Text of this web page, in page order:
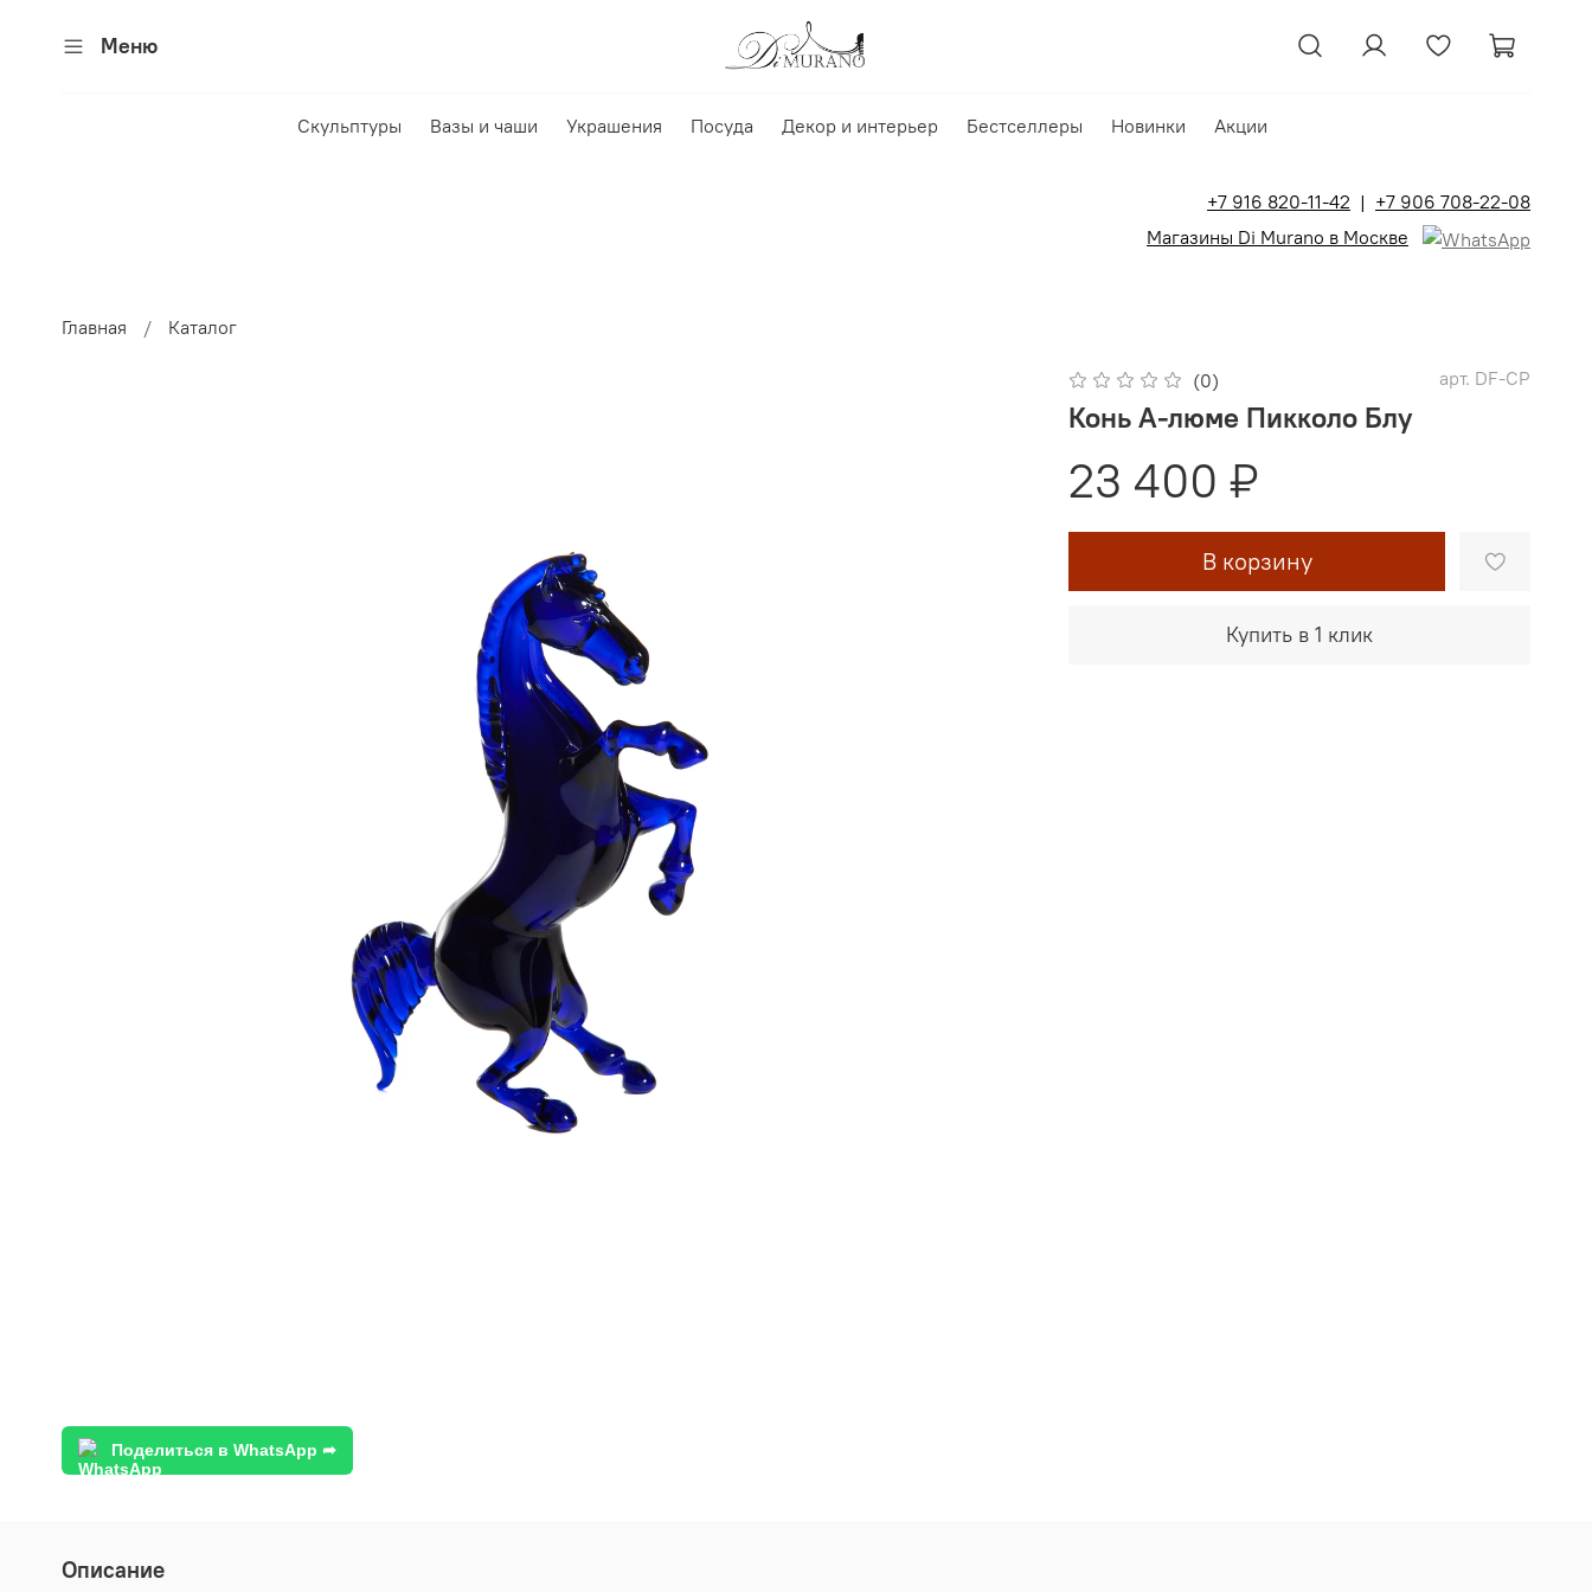
Меню
Скульптуры Вазы и чаши Украшения Посуда Декор и интерьер Бестселлеры Новинки Акции
+7 916 820-11-42 | +7 906 708-22-08
Магазины Di Murano в Москве
Главная Каталог
(0) арт. DF-CP
Конь А-люме Пикколо Блу
23 400 ₽
В корзину
Купить в 1 клик
Поделиться в WhatsApp ➦
Описание